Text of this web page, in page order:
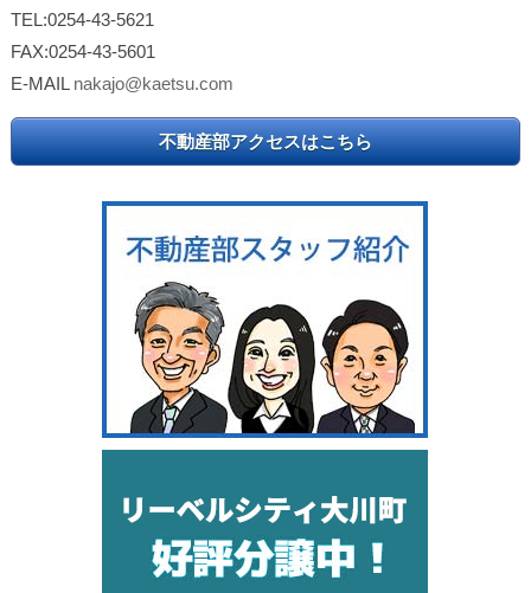
TEL:0254-43-5621
FAX:0254-43-5601
E-MAIL nakajo@kaetsu.com
不動産部アクセスはこちら